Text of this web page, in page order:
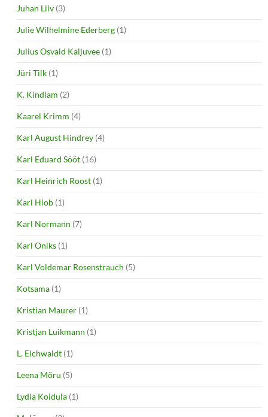
Juhan Liiv (3)
Julie Wilhelmine Ederberg (1)
Julius Osvald Kaljuvee (1)
Jüri Tilk (1)
K. Kindlam (2)
Kaarel Krimm (4)
Karl August Hindrey (4)
Karl Eduard Sööt (16)
Karl Heinrich Roost (1)
Karl Hiob (1)
Karl Normann (7)
Karl Oniks (1)
Karl Voldemar Rosenstrauch (5)
Kotsama (1)
Kristian Maurer (1)
Kristjan Luikmann (1)
L. Eichwaldt (1)
Leena Mõru (5)
Lydia Koidula (1)